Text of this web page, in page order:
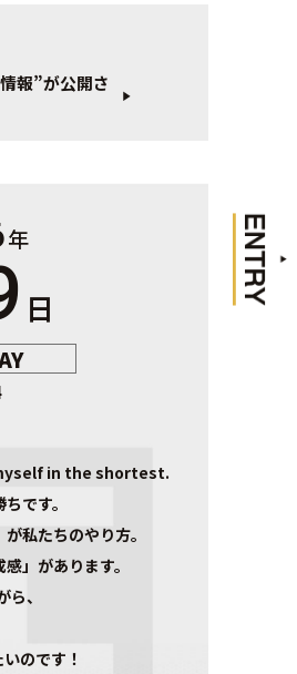
実行
に移
い
る。
常に
れ、
前進
し続
ける
姿勢
アル
報”が公開さ
年
日
in the shortest.
です。
私たちのやり方。
」があります。
、
のです！